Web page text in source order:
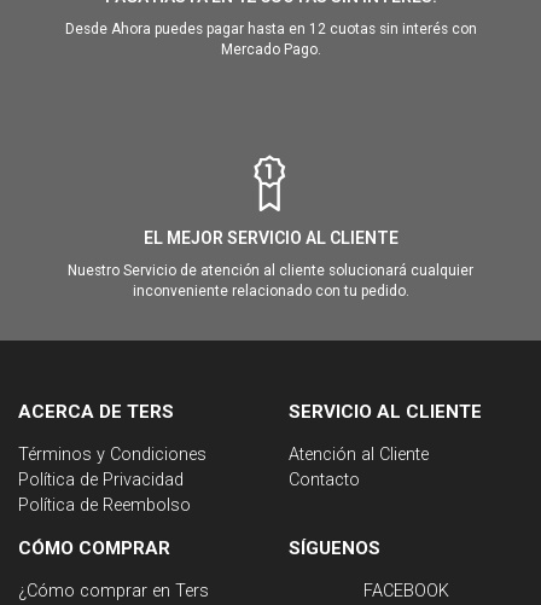
Desde Ahora puedes pagar hasta en 12 cuotas sin interés con
Mercado Pago.
EL MEJOR SERVICIO AL CLIENTE
Nuestro Servicio de atención al cliente solucionará cualquier
inconveniente relacionado con tu pedido.
ACERCA DE TERS
Términos y Condiciones
Política de Privacidad
Política de Reembolso
SERVICIO AL CLIENTE
Atención al Cliente
Contacto
CÓMO COMPRAR
¿Cómo comprar en Ters
SÍGUENOS
FACEBOOK